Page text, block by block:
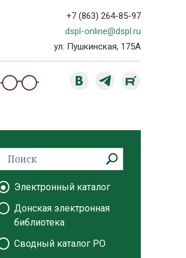
+7 (863) 264-85-97
dspl-online@dspl.ru
ул. Пушкинская, 175А
Электронный каталог
Донская электронная
библиотека
Сводный каталог РО